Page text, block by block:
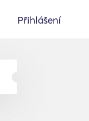
Přihlášení